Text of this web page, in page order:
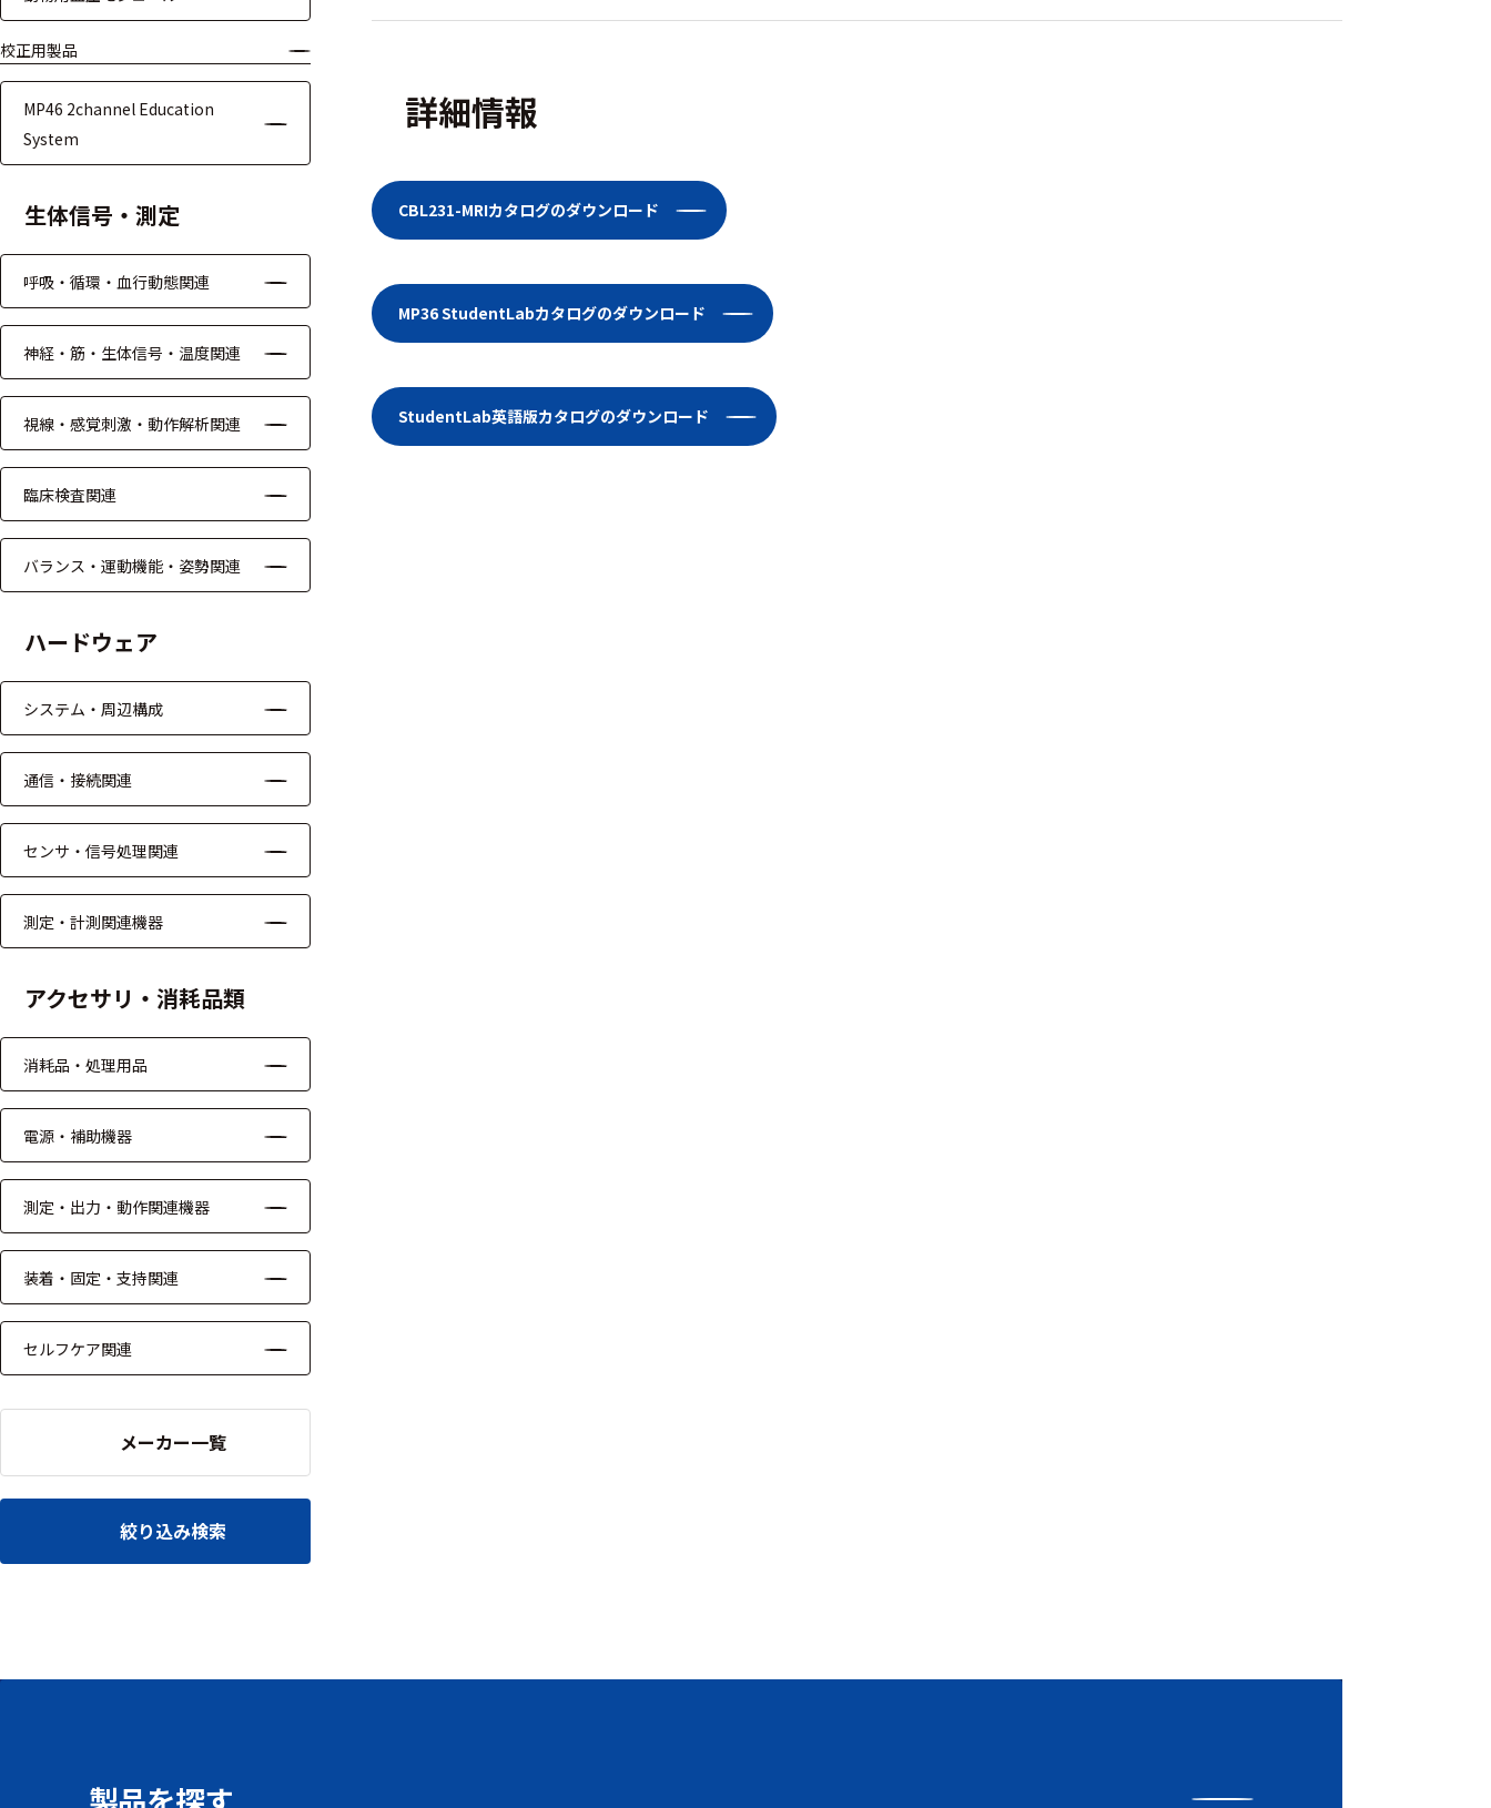
ソフトウ
機器
ゴニオメ
ータ
アイトラ
ッキング
プローブ
計測機器
選
し
件
を
リ
ア
る
698
製
を
表
る
校正用製品
MP46 2channel Education
System
生体信号・測定
呼吸・循環・血行動態関連
神経・筋・生体信号・温度関連
視線・感覚刺激・動作解析関連
臨床検査関連
バランス・運動機能・姿勢関連
ハードウェア
システム・周辺構成
通信・接続関連
センサ・信号処理関連
測定・計測関連機器
アクセサリ・消耗品類
消耗品・処理用品
電源・補助機器
測定・出力・動作関連機器
装着・固定・支持関連
セルフケア関連
メーカー一覧
絞り込み検索
詳細情報
CBL231-MRIカタログのダウンロード
MP36 StudentLabカタログのダウンロード
StudentLab英語版カタログのダウンロード
製品を探す